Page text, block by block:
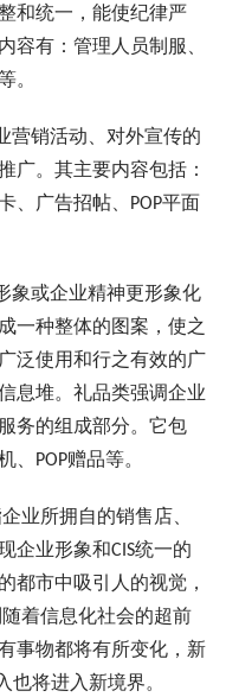
和统一，能使纪律严
容有：管理人员制服、
。
销活动、对外宣传的
广。其主要内容包括：
、广告招帖、POP平面
或企业精神更形象化
一种整体的图案，使之
泛使用和行之有效的广
息堆。礼品类强调企业
务的组成部分。它包
POP赠品等。
所拥自的销售店、
企业形象和CIS统一的
都市中吸引人的视觉，
着信息化社会的超前
事物都将有所变化，新
也将进入新境界。